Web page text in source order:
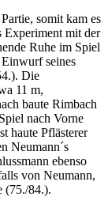
somit kam es
Experiment mit der
Ruhe im Spiel
seines
Die
11 m,
baute Rimbach
nach Vorne
haute Pflästerer
Neumann´s
ebenso
von Neumann,
(75./84.).